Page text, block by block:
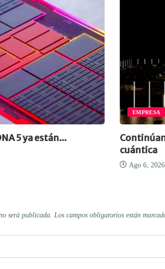
5 ya están...
EMPRESA
cuántica
Ago 6, 2026
será publicada. Los campos obligatorios están